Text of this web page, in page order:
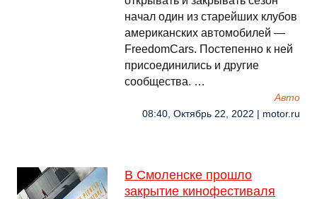
начал один из старейших клубов
американских автомобилей —
FreedomCars. Постепенно к ней
присоединились и другие
сообщества. …
Авто
08:40, Октябрь 22, 2022 | motor.ru
В Смоленске прошло
закрытие кинофестиваля